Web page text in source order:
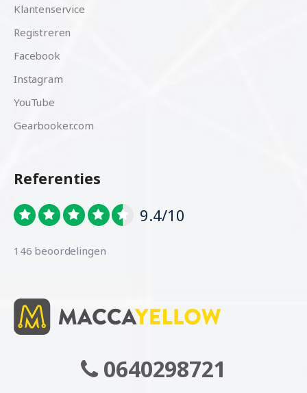
Klantenservice
Registreren
Facebook
Instagram
YouTube
Gearbooker.com
Referenties
9.4/10
146 beoordelingen
0640298721